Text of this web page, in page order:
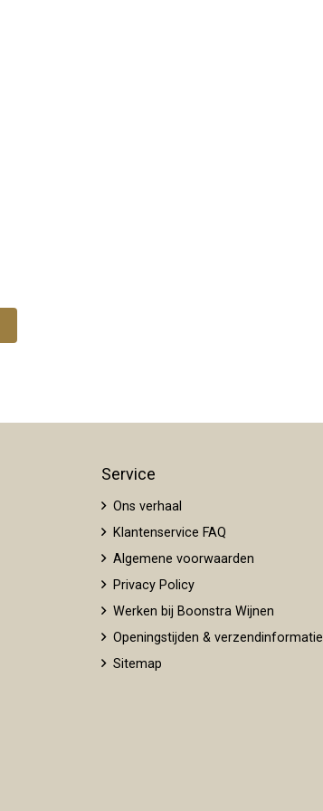
Service
Ons verhaal
Klantenservice FAQ
Algemene voorwaarden
Privacy Policy
Werken bij Boonstra Wijnen
Openingstijden & verzendinformatie
Sitemap